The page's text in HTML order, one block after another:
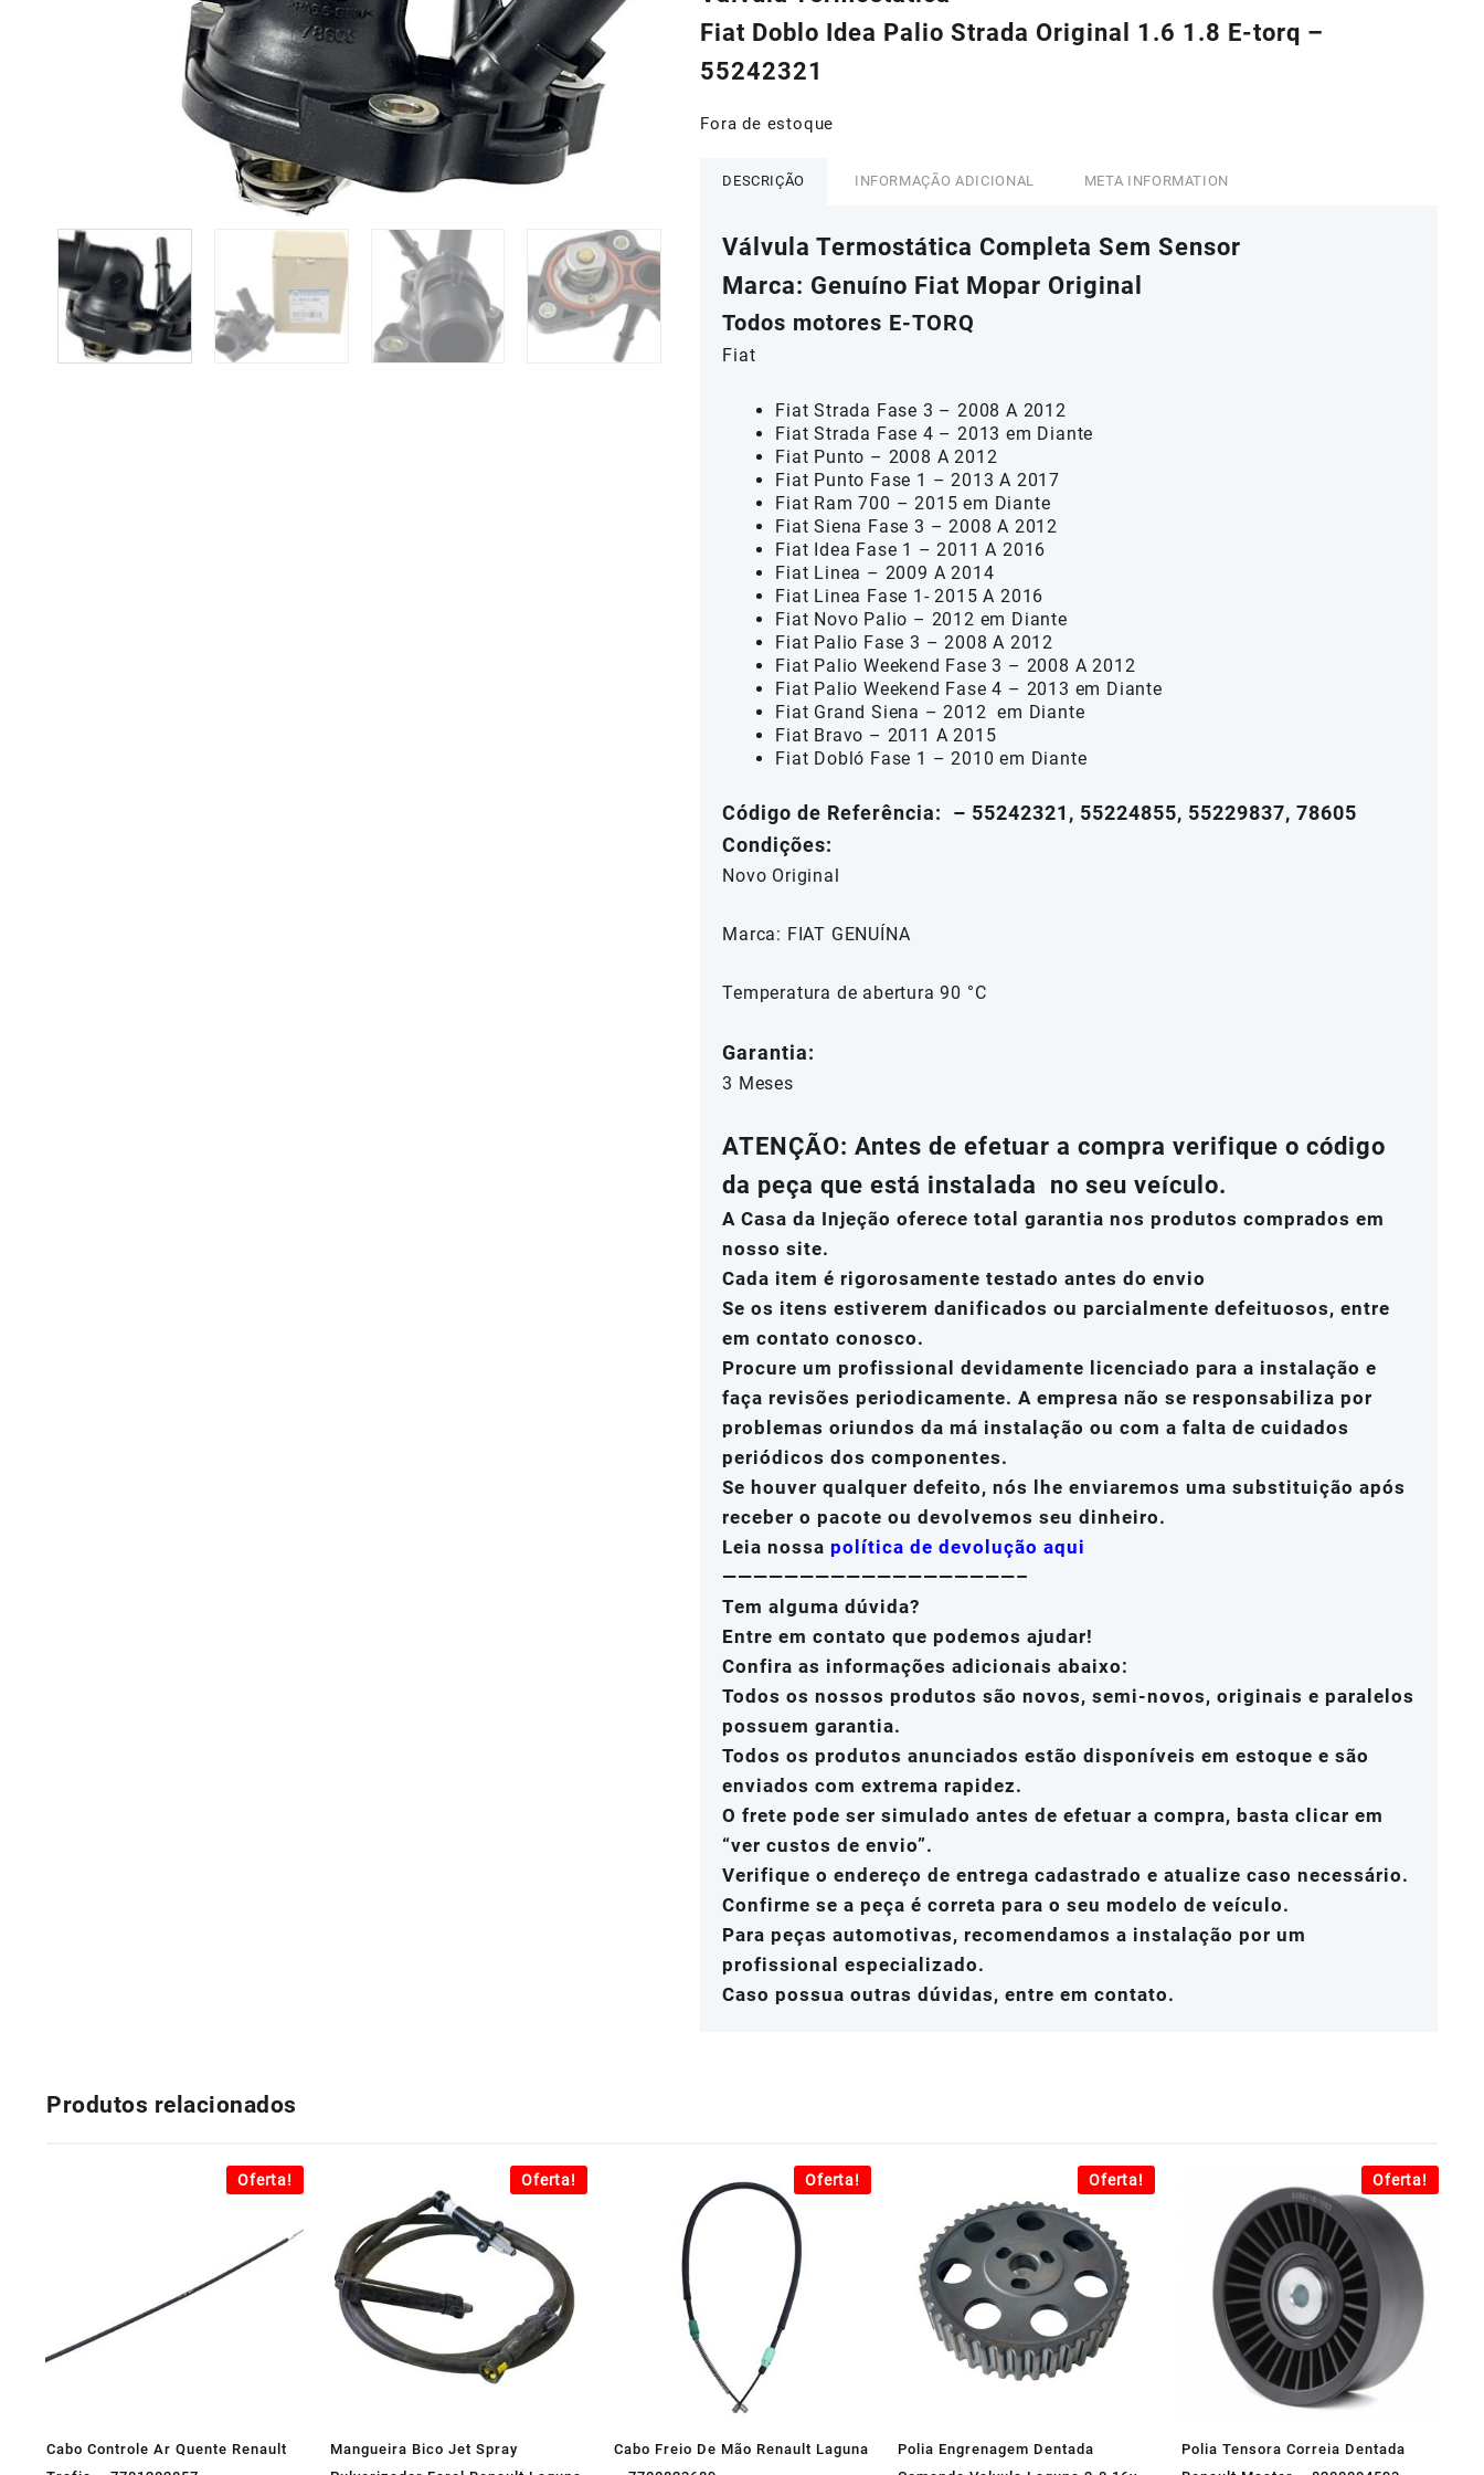
era:
R$155,60.
é:
R$145,00.
Fiat Doblo Idea Palio Strada Original 1.6 1.8 E-torq –
55242321
Fora de estoque
DESCRIÇÃO INFORMAÇÃO ADICIONAL META INFORMATION
Válvula Termostática Completa Sem Sensor
Marca: Genuíno Fiat Mopar Original
Todos motores E-TORQ
Fiat
Fiat Strada Fase 3 – 2008 A 2012
Fiat Strada Fase 4 – 2013 em Diante
Fiat Punto – 2008 A 2012
Fiat Punto Fase 1 – 2013 A 2017
Fiat Ram 700 – 2015 em Diante
Fiat Siena Fase 3 – 2008 A 2012
Fiat Idea Fase 1 – 2011 A 2016
Fiat Linea – 2009 A 2014
Fiat Linea Fase 1- 2015 A 2016
Fiat Novo Palio – 2012 em Diante
Fiat Palio Fase 3 – 2008 A 2012
Fiat Palio Weekend Fase 3 – 2008 A 2012
Fiat Palio Weekend Fase 4 – 2013 em Diante
Fiat Grand Siena – 2012 em Diante
Fiat Bravo – 2011 A 2015
Fiat Dobló Fase 1 – 2010 em Diante
Código de Referência: – 55242321, 55224855, 55229837, 78605
Condições:
Novo Original
Marca: FIAT GENUÍNA
Temperatura de abertura 90 °C
Garantia:
3 Meses
ATENÇÃO: Antes de efetuar a compra verifique o código
da peça que está instalada no seu veículo.
A Casa da Injeção oferece total garantia nos produtos comprados em
nosso site.
Cada item é rigorosamente testado antes do envio
Se os itens estiverem danificados ou parcialmente defeituosos, entre
em contato conosco.
Procure um profissional devidamente licenciado para a instalação e
faça revisões periodicamente. A empresa não se responsabiliza por
problemas oriundos da má instalação ou com a falta de cuidados
periódicos dos componentes.
Se houver qualquer defeito, nós lhe enviaremos uma substituição após
receber o pacote ou devolvemos seu dinheiro.
Leia nossa política de devolução aqui
———————————————————–
Tem alguma dúvida?
Entre em contato que podemos ajudar!
Confira as informações adicionais abaixo:
Todos os nossos produtos são novos, semi-novos, originais e paralelos
possuem garantia.
Todos os produtos anunciados estão disponíveis em estoque e são
enviados com extrema rapidez.
O frete pode ser simulado antes de efetuar a compra, basta clicar em
“ver custos de envio”.
Verifique o endereço de entrega cadastrado e atualize caso necessário.
Confirme se a peça é correta para o seu modelo de veículo.
Para peças automotivas, recomendamos a instalação por um
profissional especializado.
Caso possua outras dúvidas, entre em contato.
Produtos relacionados
Oferta!
Cabo Controle Ar Quente Renault
Oferta!
Mangueira Bico Jet Spray
Oferta!
Cabo Freio De Mão Renault Laguna
Oferta!
Polia Engrenagem Dentada
Oferta!
Polia Tensora Correia Dentada